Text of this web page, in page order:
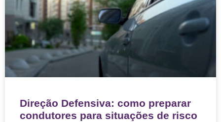
Direção Defensiva: como preparar
condutores para situações de risco